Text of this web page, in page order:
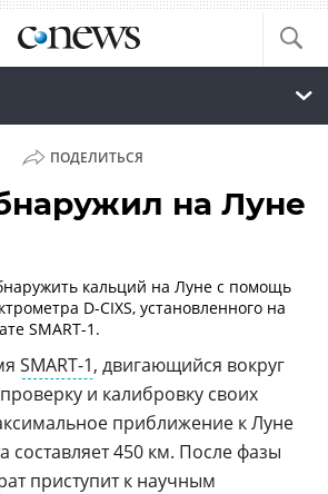
ПОДЕЛИТЬСЯ
на Луне
кальций на Луне с помощь
D-CIXS, установленного на
SMART-1.
SMART-1, двигающийся вокруг
и калибровку своих
приближение к Луне
составляет 450 км. После фазы
приступит к научным